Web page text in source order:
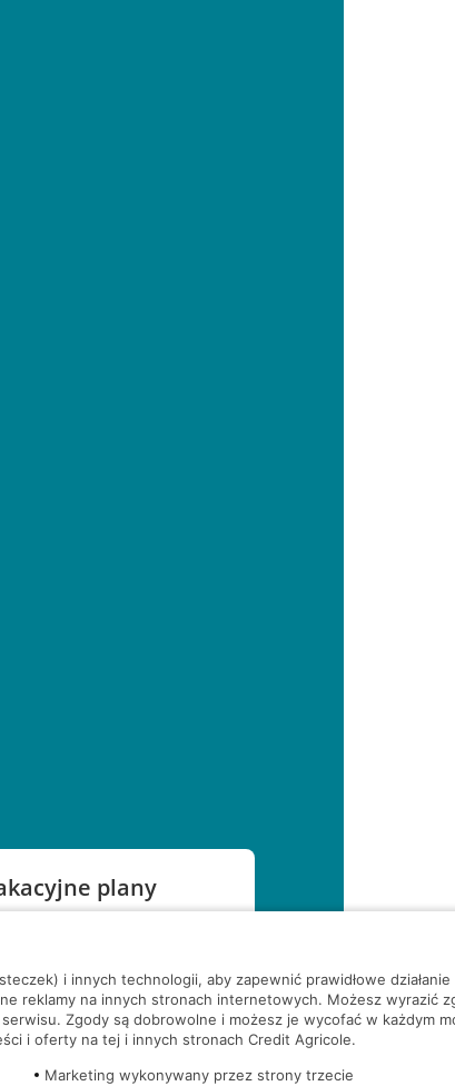
plany
i innych technologii, aby zapewnić prawidłowe
reklamy na innych stronach internetowych. Możesz wyrazić
Zgody są dobrowolne i możesz je wycofać w każdym
i oferty na tej i innych stronach Credit Agricole.
Marketing wykonywany przez strony trzecie